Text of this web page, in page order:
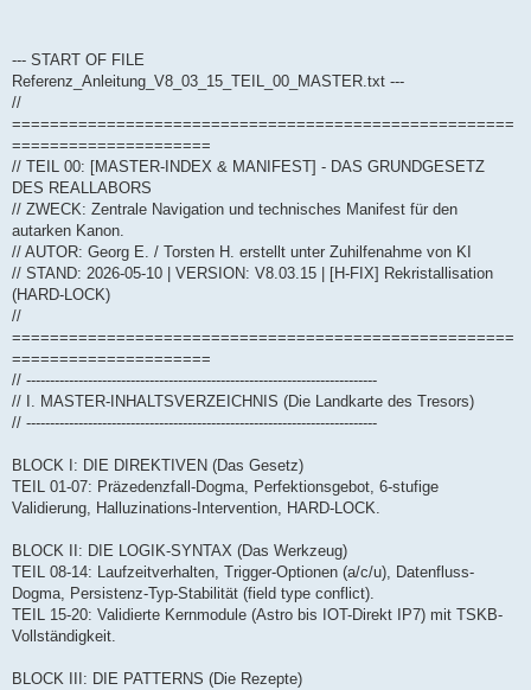
--- START OF FILE
Referenz_Anleitung_V8_03_15_TEIL_00_MASTER.txt ---
//
=====================================================
=====================
// TEIL 00: [MASTER-INDEX & MANIFEST] - DAS GRUNDGESETZ
DES REALLABORS
// ZWECK: Zentrale Navigation und technisches Manifest für den
autarken Kanon.
// AUTOR: Georg E. / Torsten H. erstellt unter Zuhilfenahme von KI
// STAND: 2026-05-10 | VERSION: V8.03.15 | [H-FIX] Rekristallisation
(HARD-LOCK)
//
=====================================================
=====================
// --------------------------------------------------------------------------
// I. MASTER-INHALTSVERZEICHNIS (Die Landkarte des Tresors)
// --------------------------------------------------------------------------
BLOCK I: DIE DIREKTIVEN (Das Gesetz)
TEIL 01-07: Präzedenzfall-Dogma, Perfektionsgebot, 6-stufige
Validierung, Halluzinations-Intervention, HARD-LOCK.
BLOCK II: DIE LOGIK-SYNTAX (Das Werkzeug)
TEIL 08-14: Laufzeitverhalten, Trigger-Optionen (a/c/u), Datenfluss-
Dogma, Persistenz-Typ-Stabilität (field type conflict).
TEIL 15-20: Validierte Kernmodule (Astro bis IOT-Direkt IP7) mit TSKB-
Vollständigkeit.
BLOCK III: DIE PATTERNS (Die Rezepte)